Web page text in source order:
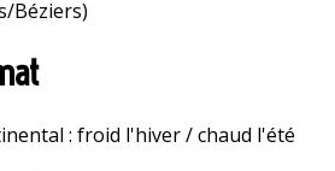
Béziers)
: froid l'hiver / chaud l'été